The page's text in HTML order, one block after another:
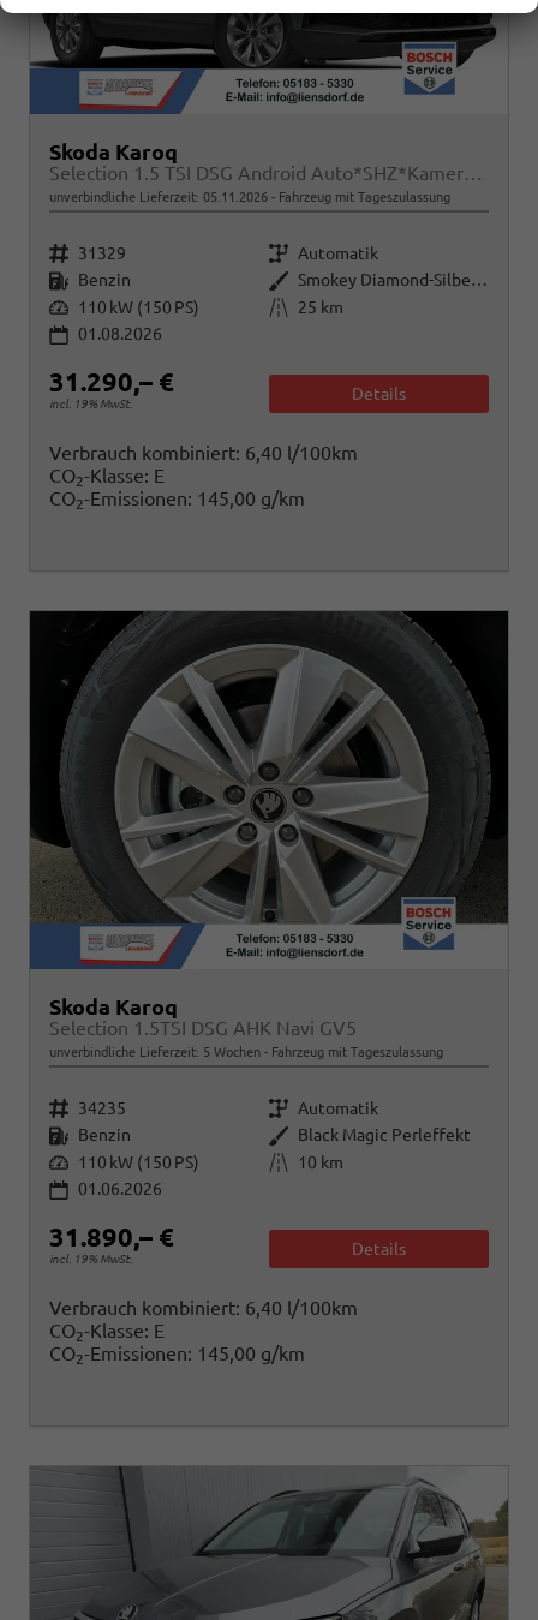
Skoda Karoq
Selection 1.5 TSI DSG Android Auto*SHZ*Kamera*Keyless*PDC v/h*Klimaauto*SUNSET*LED
unverbindliche Lieferzeit: 05.11.2026 Fahrzeug mit Tageszulassung
Fahrzeugnr. 31329 Getriebe Automatik
Kraftstoff Benzin Außenfarbe
Smokey Diamond-Silber Metallic
Leistung 110 kW (150 PS) Kilometerstand
25 km
01.08.2026
31.290,– €
incl. 19% MwSt.
Details
Verbrauch kombiniert: 6,40 l/100km
CO2-Klasse: E
CO2-Emissionen: 145,00 g/km
Skoda Karoq
Selection 1.5TSI DSG AHK Navi GV5
unverbindliche Lieferzeit: 5 Wochen Fahrzeug mit Tageszulassung
Fahrzeugnr. 34235 Getriebe Automatik
Kraftstoff Benzin Außenfarbe Black Magic Perleffekt
Leistung 110 kW (150 PS) Kilometerstand
10 km
01.06.2026
31.890,– €
incl. 19% MwSt.
Details
Verbrauch kombiniert: 6,40 l/100km
CO2-Klasse: E
CO2-Emissionen: 145,00 g/km